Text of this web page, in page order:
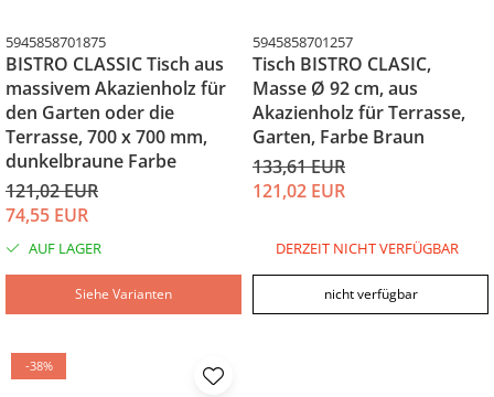
5945858701875
BISTRO CLASSIC Tisch aus
massivem Akazienholz für
den Garten oder die
Terrasse, 700 x 700 mm,
dunkelbraune Farbe
121,02 EUR
74,55 EUR
AUF LAGER
Siehe Varianten
5945858701257
Tisch BISTRO CLASIC,
Masse Ø 92 cm, aus
Akazienholz für Terrasse,
Garten, Farbe Braun
133,61 EUR
121,02 EUR
DERZEIT NICHT VERFÜGBAR
nicht verfügbar
-38%